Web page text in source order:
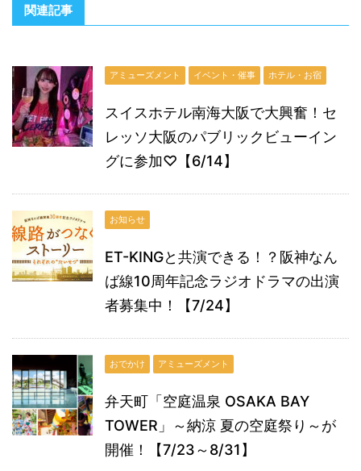
関連記事
アミューズメント イベント・催事 ホテル・お宿
スイスホテル南海大阪で大興奮！セ
レッソ大阪のパブリックビューイン
グに参加♡【6/14】
お知らせ
ET-KINGと共演できる！？阪神なん
ば線10周年記念ラジオドラマの出演
者募集中！【7/24】
おでかけ アミューズメント
弁天町「空庭温泉 OSAKA BAY
TOWER」～納涼 夏の空庭祭り～が
開催！【7/23～8/31】